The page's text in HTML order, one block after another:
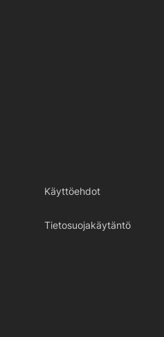
Käyttöehdot
Tietosuojakäytäntö